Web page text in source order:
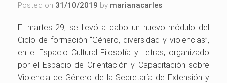
Posted on 31/10/2019 by marianacarles
El martes 29, se llevó a cabo un nuevo módulo del
Ciclo de formación “Género, diversidad y violencias”,
en el Espacio Cultural Filosofía y Letras, organizado
por el Espacio de Orientación y Capacitación sobre
Violencia de Género de la Secretaría de Extensión y